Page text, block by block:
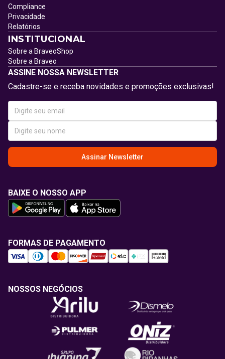
Compliance
Privacidade
Relatórios
INSTITUCIONAL
Sobre a BraveoShop
Sobre a Braveo
ASSINE NOSSA NEWSLETTER
Cadastre-se e receba novidades e promoções exclusivas!
Assinar Newsletter
BAIXE O NOSSO APP
FORMAS DE PAGAMENTO
NOSSOS NEGÓCIOS